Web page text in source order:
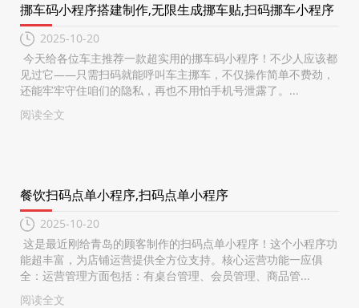
挪车码小程序搭建制作,无限生成挪车贴,扫码挪车小程序
2025-10-20
今天给各位车主推荐一款超实用的挪车码小程序！不少人应该都
见过它——只需扫码就能呼叫车主挪车，不仅操作简单不费劲，
还能牢牢守住咱们的隐私，再也不用怕手机号泄露了。...
阅读全文
餐饮扫码点单小程序,扫码点单小程序
2025-10-20
这是最近刚给青岛的顾客制作的扫码点单小程序！这个小程序功
能超丰富，为店铺运营提供全方位支持。核心运营功能一应俱
全：运营管理方面包括：有桌台管理、会员管理、商品管...
阅读全文